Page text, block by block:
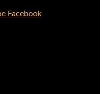
Facebook